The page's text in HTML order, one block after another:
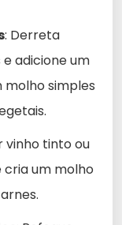
: Derreta
adicione um
simples
vinho tinto ou
um molho